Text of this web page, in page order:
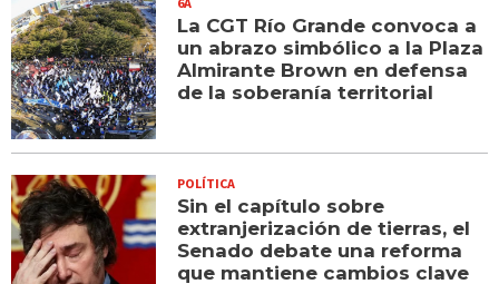
La CGT Río Grande convoca a
un abrazo simbólico a la Plaza
Almirante Brown en defensa
de la soberanía territorial
POLÍTICA
Sin el capítulo sobre
extranjerización de tierras, el
Senado debate una reforma
que mantiene cambios clave